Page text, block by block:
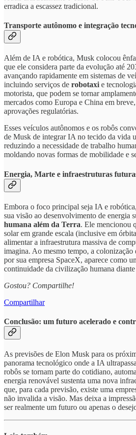
erradica a escassez tradicional.
Transporte autônomo e integração
Além de IA e robótica, Musk colocou
que ele considera parte da evolução até
avançando rapidamente em sistemas de
incluindo serviços de robotaxie
motorista, que podem se tornar
mercados como Europa e China em
aprovações regulatórias.
Esses veículos autônomos e os robôs
de Musk de integrar IA no tecido da vida
reduzindo a necessidade de trabalho
moldando novas formas de mobilidade e
Energia, Marte e infraestruturas
Embora o foco principal seja IA e
sua visão ao desenvolvimento de energia
humana além da Terra. Ele mencionou
solar em grande escala (inclusive em
alimentar a infraestrutura massiva de
imagina. Ao mesmo tempo, a
por sua empresa SpaceX, aparece como
continuidade da civilização humana
Gostou? Compartilhe!
Compartilhar
Conclusão: um futuro acelerado e
As previsões de Elon Musk para os
panorama tecnológico onde a IA
robôs se tornam parte do cotidiano,
energia renovável sustenta uma nova
que, para cada previsão, existe uma
não invalida a visão. Mas deixa a
ser realmente um futuro ou apenas o